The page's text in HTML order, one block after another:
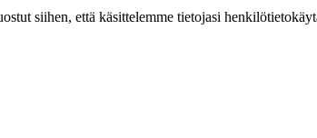
siihen, että käsittelemme tietojasi